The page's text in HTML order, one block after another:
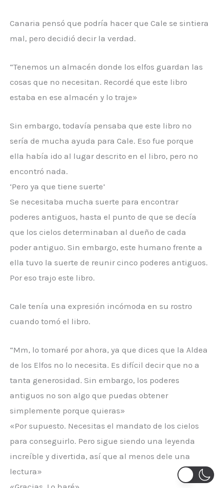
Canaria pensó que podría hacer que Cale se sintiera
mal, pero decidió decir la verdad.
“Tenemos un almacén donde los elfos guardan las
cosas que no necesitan. Recordé que este libro
estaba en ese almacén y lo traje»
Sin embargo, todavía pensaba que este libro no
sería de mucha ayuda para Cale. Eso fue porque
ella había ido al lugar descrito en el libro, pero no
encontró nada.
‘Pero ya que tiene suerte’
Se necesitaba mucha suerte para encontrar
poderes antiguos, hasta el punto de que se decía
que los cielos determinaban al dueño de cada
poder antiguo. Sin embargo, este humano frente a
ella tuvo la suerte de reunir cinco poderes antiguos.
Por eso trajo este libro.
Cale tenía una expresión incómoda en su rostro
cuando tomó el libro.
“Mm, lo tomaré por ahora, ya que dices que la Aldea
de los Elfos no lo necesita. Es difícil decir que no a
tanta generosidad. Sin embargo, los poderes
antiguos no son algo que puedas obtener
simplemente porque quieras»
«Por supuesto. Necesitas el mandato de los cielos
para conseguirlo. Pero sigue siendo una leyenda
increíble y divertida, así que al menos dele una
lectura»